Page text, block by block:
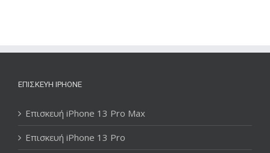
ΕΠΙΣΚΕΥΉ IPHONE
Επισκευή iPhone 13 Pro Max
Επισκευή iPhone 13 Pro